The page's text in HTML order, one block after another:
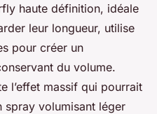
haute définition, idéale
leur longueur, utilise
pour créer un
du volume.
l’effet massif qui pourrait
spray volumisant léger